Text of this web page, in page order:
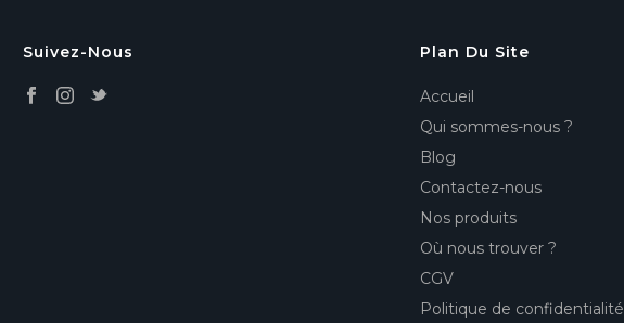
Suivez-Nous Plan Du Site
Accueil
Qui sommes-nous ?
Blog
Contactez-nous
Nos produits
Où nous trouver ?
CGV
Politique de confidentialité